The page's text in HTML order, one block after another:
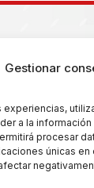
Gestionar
experiencias,
a la
procesar
únicas